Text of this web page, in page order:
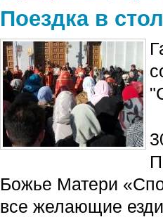
Поездка в
Божье Матери
все желающие